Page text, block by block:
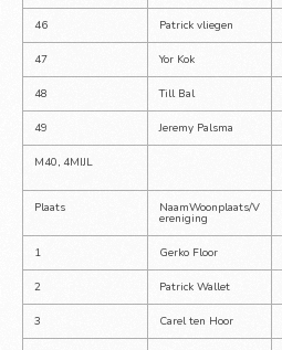
46 Patrick vliegen
47 Yor Kok
48 Till Bal
49 Jeremy Palsma
M40, 4MIJL
Plaats NaamWoonplaats/V
ereniging
1 Gerko Floor
2 Patrick Wallet
3 Carel ten Hoor